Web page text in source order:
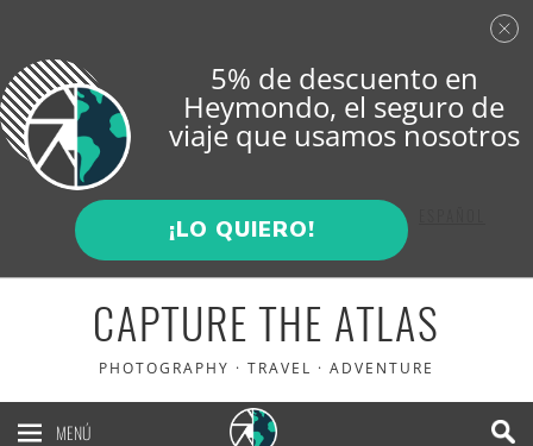
CAPTURE THE ATLAS
PHOTOGRAPHY · TRAVEL · ADVENTURE
MENÚ
5% de descuento en
Heymondo, el seguro de
viaje que usamos nosotros
¡LO QUIERO!